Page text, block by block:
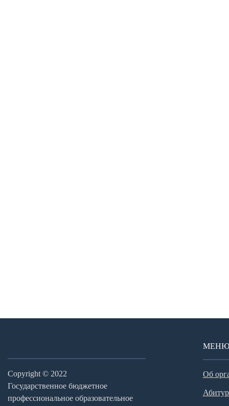
Copyright © 2022
Государственное бюджетное
профессиональное образовательное
МЕНЮ
Об